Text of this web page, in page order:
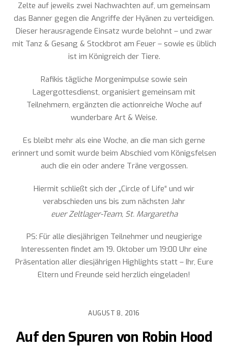
Zelte auf jeweils zwei Nachwachten auf, um gemeinsam
das Banner gegen die Angriffe der Hyänen zu verteidigen.
Dieser herausragende Einsatz wurde belohnt – und zwar
mit Tanz & Gesang & Stockbrot am Feuer – sowie es üblich
ist im Königreich der Tiere.
Rafikis tägliche Morgenimpulse sowie sein
Lagergottesdienst, organisiert gemeinsam mit
Teilnehmern, ergänzten die actionreiche Woche auf
wunderbare Art & Weise.
Es bleibt mehr als eine Woche, an die man sich gerne
erinnert und somit wurde beim Abschied vom Königsfelsen
auch die ein oder andere Träne vergossen.
Hiermit schließt sich der „Circle of Life“ und wir
verabschieden uns bis zum nächsten Jahr
euer Zeltlager-Team, St. Margaretha
PS: Für alle diesjährigen Teilnehmer und neugierige
Interessenten findet am 19. Oktober um 19:00 Uhr eine
Präsentation aller diesjährigen Highlights statt – Ihr, Eure
Eltern und Freunde seid herzlich eingeladen!
AUGUST 8, 2016
Auf den Spuren von Robin Hood